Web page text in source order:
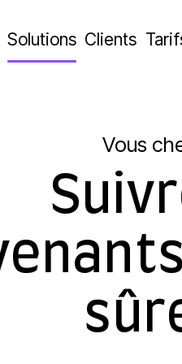
Solutions Clients
Vous